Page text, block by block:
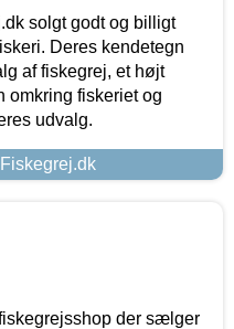
solgt godt og billigt
Deres kendetegn
af fiskegrej, et højt
omkring fiskeriet og
udvalg.
der sælger